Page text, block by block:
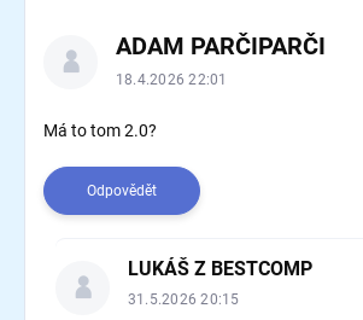
ADAM PARČIPARČI
18.4.2026 22:01
Má to tom 2.0?
Odpovědět
LUKÁŠ Z BESTCOMP
31.5.2026 20:15